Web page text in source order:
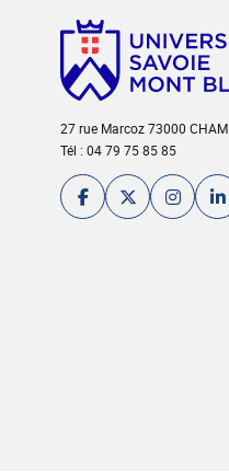
27 rue Marcoz 73000
Tél : 04 79 75 85 85